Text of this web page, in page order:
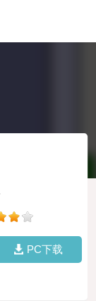
PC下载